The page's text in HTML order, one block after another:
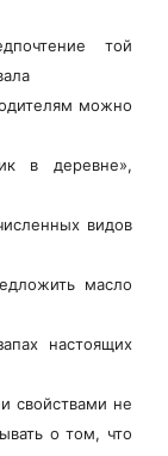
той
можно
в деревне»,
видов
масло
настоящих
свойствами не
о том, что